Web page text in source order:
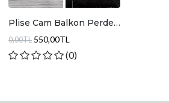
Plise Cam Balkon Perde
0,00TL 550,00TL
(0)